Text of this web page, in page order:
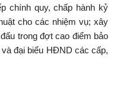
chính quy, chấp hành kỷ
cho các nhiệm vụ; xây
trong đợt cao điểm bảo
đại biểu HĐND các cấp,